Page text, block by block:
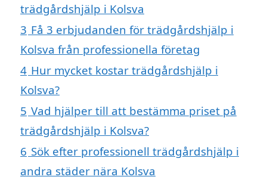
trädgårdshjälp i Kolsva
3 Få 3 erbjudanden för trädgårdshjälp i
Kolsva från professionella företag
4 Hur mycket kostar trädgårdshjälp i
Kolsva?
5 Vad hjälper till att bestämma priset på
trädgårdshjälp i Kolsva?
6 Sök efter professionell trädgårdshjälp i
andra städer nära Kolsva